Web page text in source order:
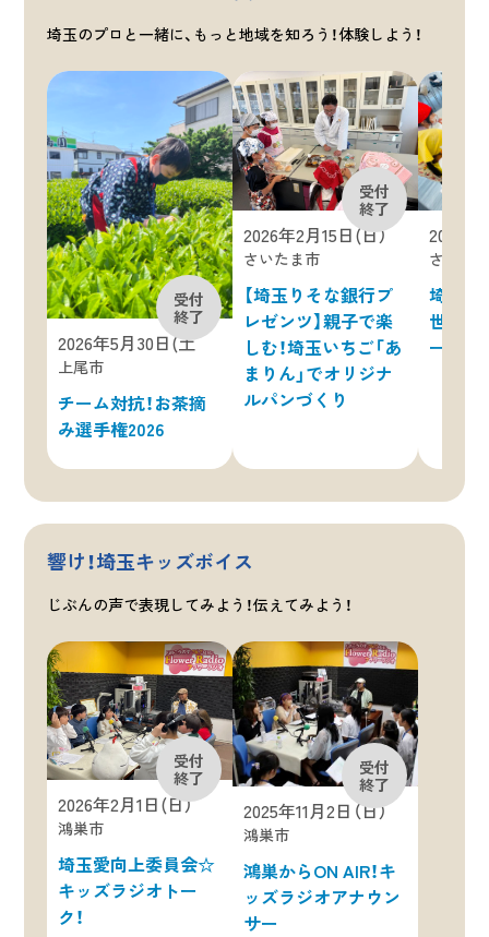
埼玉のプロと一緒に、もっと地域を知ろう！体験しよう！
2026年5月30日(土
上尾市
チーム対抗！お茶摘
み選手権2026
2026年2月15日(日）
さいたま市
【埼玉りそな銀行プ
レゼンツ】親子で楽
しむ！埼玉いちご「あ
まりん」でオリジナ
ルパンづくり
2025年
さいた
埼玉い
世界の
ーガー
響け！埼玉キッズボイス
じぶんの声で表現してみよう！伝えてみよう！
2026年2月1日(日）
鴻巣市
埼玉愛向上委員会☆
キッズラジオトー
ク！
2025年11月2日（日）
鴻巣市
鴻巣からON AIR！キ
ッズラジオアナウン
サー